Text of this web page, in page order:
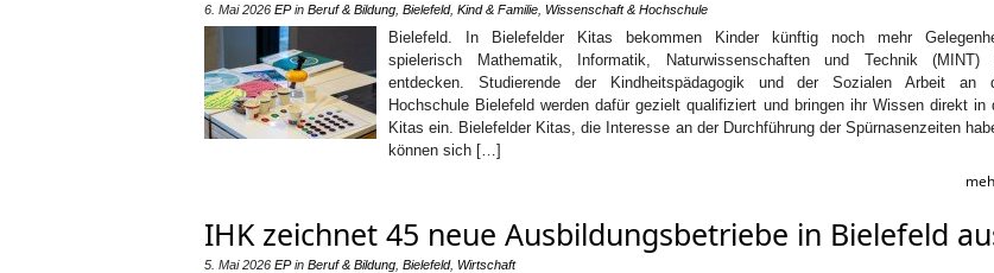
6. Mai 2026 EPin Beruf & Bildung Bielefeld, Kind & Familie Wissenschaft & Hochschule
Bielefeld. In Bielefelder Kitas bekommen Kinder künftig noch mehr
spielerisch Mathematik, Informatik, Naturwissenschaften und Technik (MINT)
entdecken. Studierende der Kindheitspädagogik und der Sozialen Arbeit an
Hochschule Bielefeld werden dafür gezielt qualifiziert und bringen ihr Wissen direkt in
Kitas ein. Bielefelder Kitas, die Interesse an der Durchführung der Spürnasenzeiten
können sich […]
IHK zeichnet 45 neue Ausbildungsbetriebe in Bielefeld
5. Mai 2026 EPin Beruf & Bildung Bielefeld, Wirtschaft